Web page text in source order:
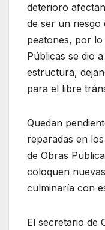
deterioro
de ser un riesgo
peatones, por
Públicas se dio
estructura,
para el libre
Quedan
reparadas en
de Obras
coloquen
culminaría con
El secretario de